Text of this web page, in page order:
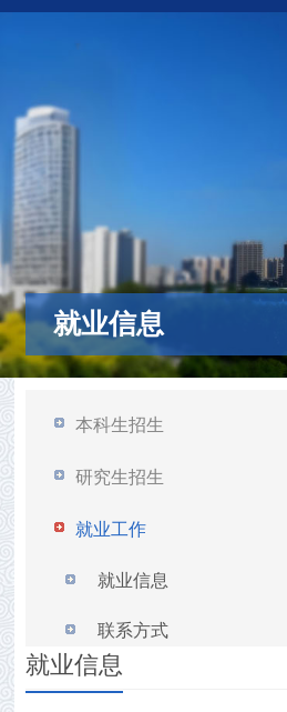
就业信息
本科生招生
研究生招生
就业工作
就业信息
联系方式
就业信息